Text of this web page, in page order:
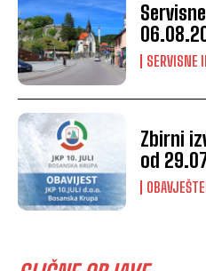
SERVISNE
Zbirni
od